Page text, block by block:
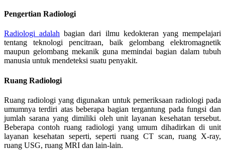
Pengertian Radiologi
Radiologi adalah bagian dari ilmu kedokteran yang mempelajari
tentang teknologi pencitraan, baik gelombang elektromagnetik
maupun gelombang mekanik guna memindai bagian dalam tubuh
manusia untuk mendeteksi suatu penyakit.
Ruang Radiologi
Ruang radiologi yang digunakan untuk pemeriksaan radiologi pada
umumnya terdiri atas beberapa bagian tergantung pada fungsi dan
jumlah sarana yang dimiliki oleh unit layanan kesehatan tersebut.
Beberapa contoh ruang radiologi yang umum dihadirkan di unit
layanan kesehatan seperti, seperti ruang CT scan, ruang X-ray,
ruang USG, ruang MRI dan lain-lain.